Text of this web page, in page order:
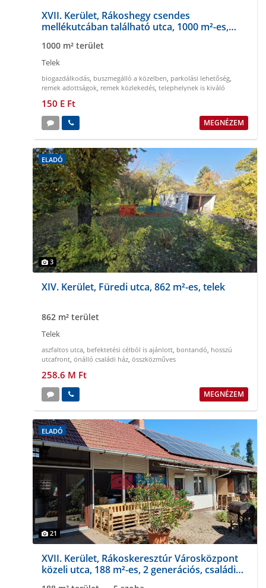
XVII. Kerület, Rákoshegy csendes
mellékutcában található utca, 1000 m²-es,
1000 m² terület
Telek
biogazdálkodás, buszmegálló a közelben, parkolási lehetőség,
remek adottságok, remek közlekedés, telephelynek is kiváló
150 E Ft
MEGNÉZEM
ELADÓ
3
XIV. Kerület, Füredi utca, 862 m²-es, telek
862 m² terület
Telek
aszfaltos utca, befektetési célból is ajánlott, bontandó, hosszú
utcafront, önálló családi ház, összközműves
258.6 M Ft
MEGNÉZEM
ELADÓ
21
XVII. Kerület, Rákoskeresztúr Városközpont
közeli utca, 188 m²-es, 2 generációs, családi